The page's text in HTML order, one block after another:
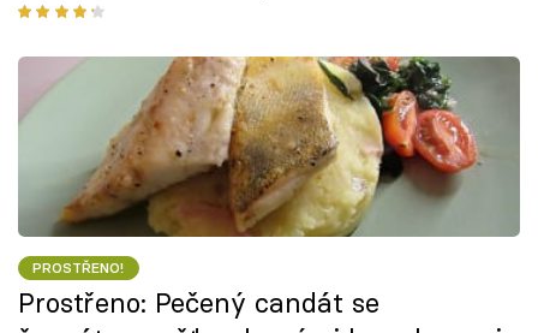
PROSTŘENO!
Prostřeno: Pečený candát se